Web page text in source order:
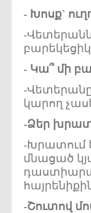
- Խոսք`
-
- Կա՞ մի
-
կարող
-Ձեր
-Խրատում
մնացած
-Շուտով